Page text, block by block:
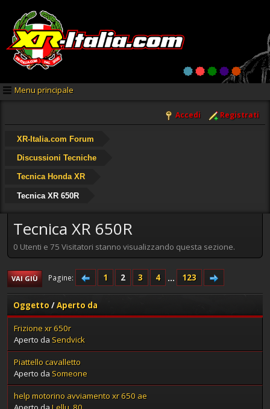
Menu principale
Accedi Registrati
XR-Italia.com Forum
Discussioni Tecniche
Tecnica Honda XR
Tecnica XR 650R
Tecnica XR 650R
0 Utenti e 75 Visitatori stanno visualizzando questa sezione.
VAI GIÙ Pagine 1 2 3 4 ... 123
Oggetto/Aperto da
Frizione xr 650r
Aperto da Sendvick
Piattello cavalletto
Aperto da Someone
help motorino avviamento xr 650 ae